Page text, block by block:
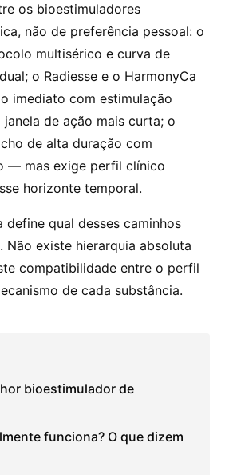
os bioestimuladores
não de preferência pessoal: o
multisérico e curva de
o Radiesse e o HarmonyCa
imediato com estimulação
janela de ação mais curta; o
de alta duração com
— mas exige perfil clínico
horizonte temporal.
define qual desses caminhos
Não existe hierarquia absoluta
compatibilidade entre o perfil
de cada substância.
bioestimulador de
funciona? O que dizem